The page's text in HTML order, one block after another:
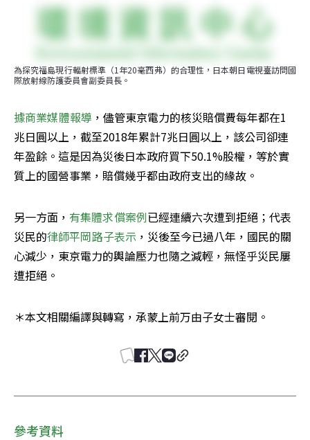
為探究福島現行輻射標準（1年20毫西弗）的合理性，日本朝日電視臺訪問國
際放射線防護委員會副委員長。
據商業媒體報導 ，儘管東京電力的核災賠償費每年都在1
兆日圓以上，截至2018年累計7兆日圓以上，該公司卻連
年盈餘。這是因為災後日本政府買下50.1%股權，等於實
質上的國營事業，賠償幾乎都由政府支出的緣故。
另一方面， 有集體求償案例已經連續六次遭到拒絕；代表
災民的律師平岡路子表示 ，災後至今已過八年，國民的關
心減少，東京電力的輿論壓力也隨之減輕，無怪乎災民屢
遭拒絕。
＊本文相關編譯與轉寫，承蒙上前万由子女士審閱。
參考資料